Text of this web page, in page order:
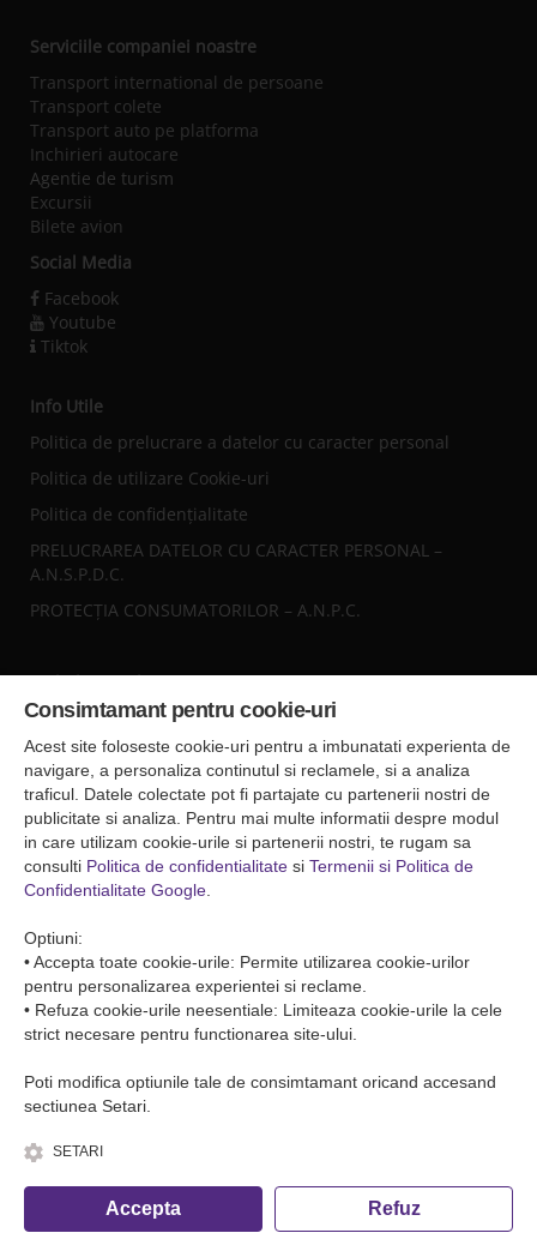
Fa o rezervare telefonica
Serviciile companiei noastre
Transport international de persoane
Transport colete
Transport auto pe platforma
Inchirieri autocare
Agentie de turism
Excursii
Bilete avion
Social Media
Facebook
Youtube
Tiktok
Info Utile
Politica de prelucrare a datelor cu caracter personal
Politica de utilizare Cookie-uri
Politica de confidențialitate
PRELUCRAREA DATELOR CU CARACTER PERSONAL –
A.N.S.P.D.C.
PROTECȚIA CONSUMATORILOR – A.N.P.C.
Sediul central
Falticeni ( Autogara Romfour )
str. Plutonier Ghiniţă nr.8, Fălticeni, judeţul Suceava
0040374557200
Condiții de Transport
Condițiile de transport colete
Condițiile de transport persone
© Copyright 2026 Romfour-Tur S.R.L. J22/2961/2018
Consimtamant pentru cookie-uri
Acest site foloseste cookie-uri pentru a imbunatati experienta de
navigare, a personaliza continutul si reclamele, si a analiza
traficul. Datele colectate pot fi partajate cu partenerii nostri de
publicitate si analiza. Pentru mai multe informatii despre modul
in care utilizam cookie-urile si partenerii nostri, te rugam sa
consulti Politica de confidentialitate si Termenii si Politica de
Confidentialitate Google
Optiuni:
• Accepta toate cookie-urile: Permite utilizarea cookie-urilor
pentru personalizarea experientei si reclame.
• Refuza cookie-urile neesentiale: Limiteaza cookie-urile la cele
strict necesare pentru functionarea site-ului.
Poti modifica optiunile tale de consimtamant oricand accesand
sectiunea Setari.
SETARI
Accepta Refuz